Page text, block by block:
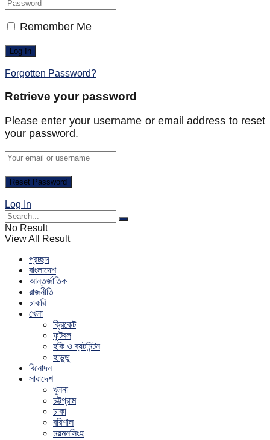
Remember Me
Forgotten Password?
Retrieve your password
Please enter your username or email address to reset
your password.
Log In
No Result
View All Result
প্রচ্ছদ
বাংলাদেশ
আন্তর্জাতিক
রাজনীতি
চাকরি
খেলা
ক্রিকেট
ফুটবল
হকি ও ব্যটমিন্টন
হাডুডু
বিনোদন
সারাদেশ
খুলনা
চট্টগ্রাম
ঢাকা
বরিশাল
ময়মনসিংহ